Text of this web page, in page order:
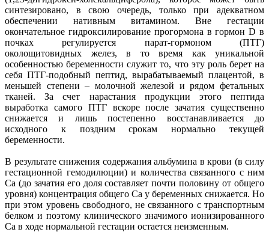
синтезировано, в свою очередь, только при адекватном
обеспечении нативным витамином. Вне гестации
окончательное гидроксилирование прогормона в гормон D в
почках регулируется парат-гормоном (ПТГ)
околощитовидных желез, в то время как уникальной
особенностью беременности служит то, что эту роль берет на
себя ПТГ-подобный пептид, вырабатываемый плацентой, в
меньшей степени – молочной железой и рядом фетальных
тканей. За счет нарастания продукции этого пептида
выработка самого ПТГ вскоре после зачатия существенно
снижается и лишь постепенно восстанавливается до
исходного к поздним срокам нормально текущей
беременности.
В результате снижения содержания альбумина в крови (в силу
гестационной гемодилюции) и количества связанного с ним
Са (до зачатия его доля составляет почти половину от общего
уровня) концентрация общего Са у беременных снижается. Но
при этом уровень свободного, не связанного с транспортным
белком и поэтому клинического значимого ионизированного
Са в ходе нормальной гестации остается неизменным.